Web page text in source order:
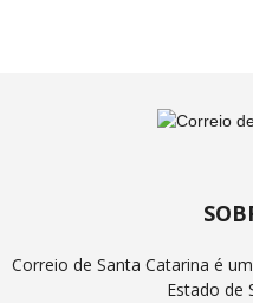
Correio de Santa Catarina é
Estado de